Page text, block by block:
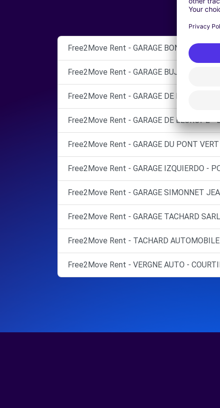
Free2Move Rent - GARAGE BONEL -
Free2Move Rent - GARAGE BUJON -
Free2Move Rent - GARAGE DE L'AVENUE -
Free2Move Rent - GARAGE DE L'EUROPE -
Free2Move Rent - GARAGE DU PONT
Free2Move Rent - GARAGE IZQUIERDO -
Free2Move Rent - GARAGE SIMONNET
Free2Move Rent - GARAGE TACHARD
Free2Move Rent - TACHARD
Free2Move Rent - VERGNE AUTO -